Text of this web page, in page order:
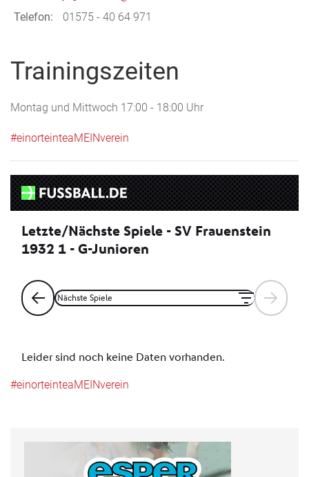
Telefon:
01575 - 40 64 971
Trainingszeiten
Montag und Mittwoch 17:00 - 18:00 Uhr
#einorteinteaMEINverein
#einorteinteaMEINverein